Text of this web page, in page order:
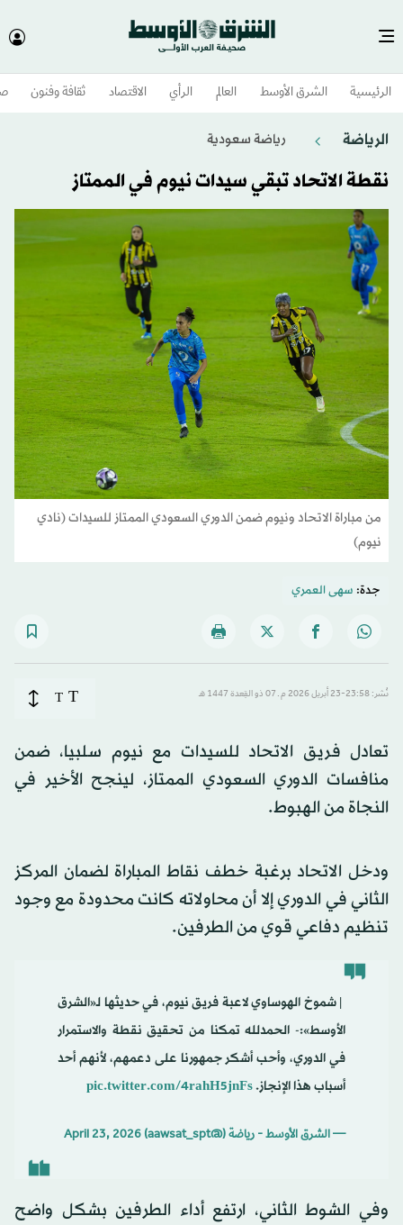
الرئيسية الشرق الأوسط​ العالم الرأي الاقتصاد ثقافة وفنون
الرياضة رياضة سعودية
نقطة الاتحاد تبقي سيدات نيوم في الممتاز
من مباراة الاتحاد ونيوم ضمن الدوري السعودي الممتاز للسيدات (نادي
نيوم)
جدة: سهى العمري
نُشر: 23:58-23 أبريل 2026 م ـ 07 ذو القِعدة 1447 هـ T
T
تعادل فريق الاتحاد للسيدات مع نيوم سلبيا، ضمن
منافسات الدوري السعودي الممتاز، لينجح الأخير في
النجاة من الهبوط.
ودخل الاتحاد برغبة خطف نقاط المباراة لضمان المركز
الثاني في الدوري إلا أن محاولاته كانت محدودة مع وجود
تنظيم دفاعي قوي من الطرفين.
️ | شموخ الهوساوي لاعبة فريق نيوم، في حديثها لـ«الشرق
الأوسط»:- الحمدلله تمكنا من تحقيق نقطة والاستمرار
في الدوري، وأحب أشكر جمهورنا على دعمهم، لأنهم أحد
أسباب هذا الإنجاز.pic.twitter.com/4rahH5jnFs
— الشرق الأوسط - رياضة (@aawsat_spt) April 23, 2026
وفي الشوط الثاني، ارتفع أداء الطرفين بشكل واضح